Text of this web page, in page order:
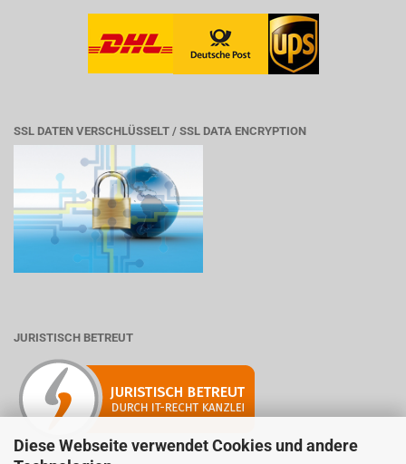
Diese Webseite verwendet Cookies und andere
SSL DATEN VERSCHLÜSSELT / SSL DATA ENCRYPTION
JURISTISCH BETREUT